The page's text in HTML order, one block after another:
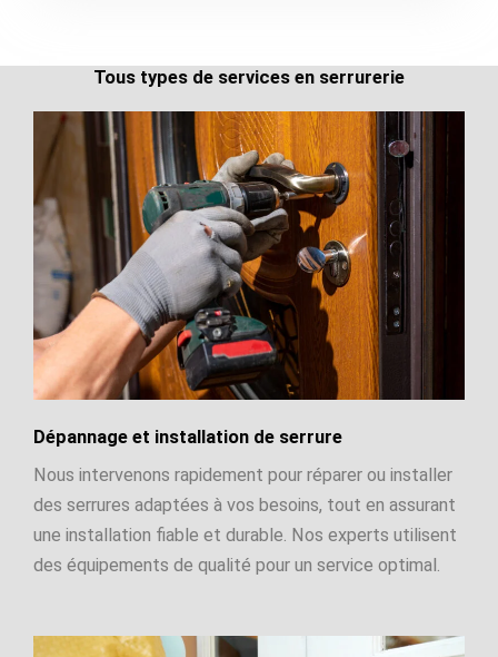
Tous types de services en serrurerie
Dépannage et installation de serrure
Nous intervenons rapidement pour réparer ou installer
des serrures adaptées à vos besoins, tout en assurant
une installation fiable et durable. Nos experts utilisent
des équipements de qualité pour un service optimal.